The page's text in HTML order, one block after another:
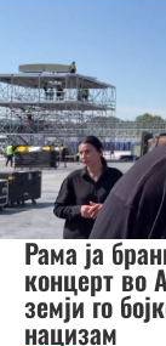
Рама ја
концерт во
земји го
нацизам